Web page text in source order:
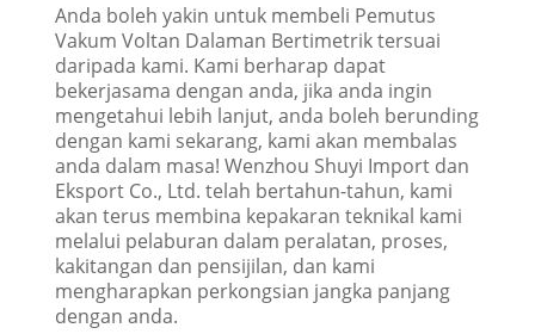
Anda boleh yakin untuk membeli Pemutus
Vakum Voltan Dalaman Bertimetrik tersuai
daripada kami. Kami berharap dapat
bekerjasama dengan anda, jika anda ingin
mengetahui lebih lanjut, anda boleh berunding
dengan kami sekarang, kami akan membalas
anda dalam masa! Wenzhou Shuyi Import dan
Eksport Co., Ltd. telah bertahun-tahun, kami
akan terus membina kepakaran teknikal kami
melalui pelaburan dalam peralatan, proses,
kakitangan dan pensijilan, dan kami
mengharapkan perkongsian jangka panjang
dengan anda.